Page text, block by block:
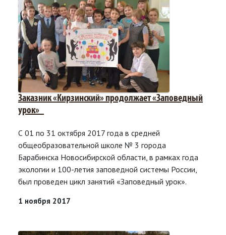
Заказник «Кирзинский» продолжает «Заповедный
урок»
С 01 по 31 октября 2017 года в средней
общеобразовательной школе № 3 города
Барабинска Новосибирской области, в рамках года
экологии и 100-летия заповедной системы России,
был проведен цикл занятий «Заповедный урок».
1 ноября 2017